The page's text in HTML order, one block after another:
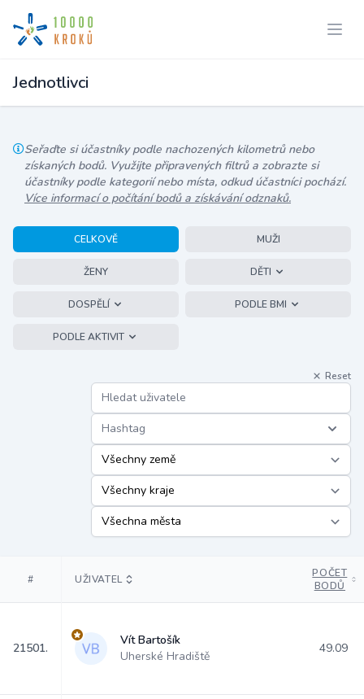
Jednotlivci
Seřaďte si účastníky podle nachozených kilometrů nebo
získaných bodů. Využijte připravených filtrů a zobrazte si
účastníky podle kategorií nebo místa, odkud účastníci pochází.
Více informací o počítání bodů a získávání odznaků.
CELKOVĚ MUŽI
ŽENY DĚTI
DOSPĚLÍ PODLE BMI
PODLE AKTIVIT
Reset
Hashtag
# UŽIVATEL
POČET
BODŮ
21501.
Vít Bartošík
Uherské Hradiště
49.09